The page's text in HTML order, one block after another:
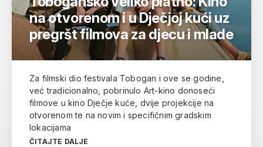
na otvorenom i u Dječjoj kući uz
pregršt filmova za djecu i mlade
Za filmski dio festivala Tobogan i ove se godine,
već tradicionalno, pobrinulo Art-kino donoseći
filmove u kino Dječje kuće, dvije projekcije na
otvorenom te na novim i specifičnim gradskim
lokacijama
ČITAJTE DALJE